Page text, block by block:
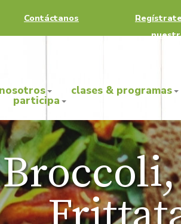
Contáctanos
clases & programas
participa